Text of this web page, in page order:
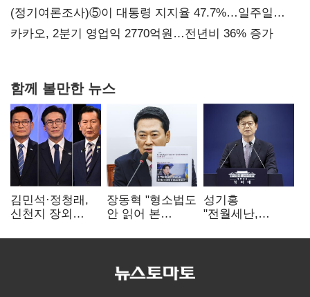
보내
(정기여론조사)⑤이 대통령 지지율 47.7%…일주일
만에 다시 40%대
카카오, 2분기 영업익 2770억원…전년비 36% 증가
함께 볼만한 뉴스
김민석·정청래,
신천지 장외
"호남 계몽 규탄"
장동혁 "형소법도
안 읽어 본
속도로 무너질
성기홍
"전월세난,
공급 문제"…닥공